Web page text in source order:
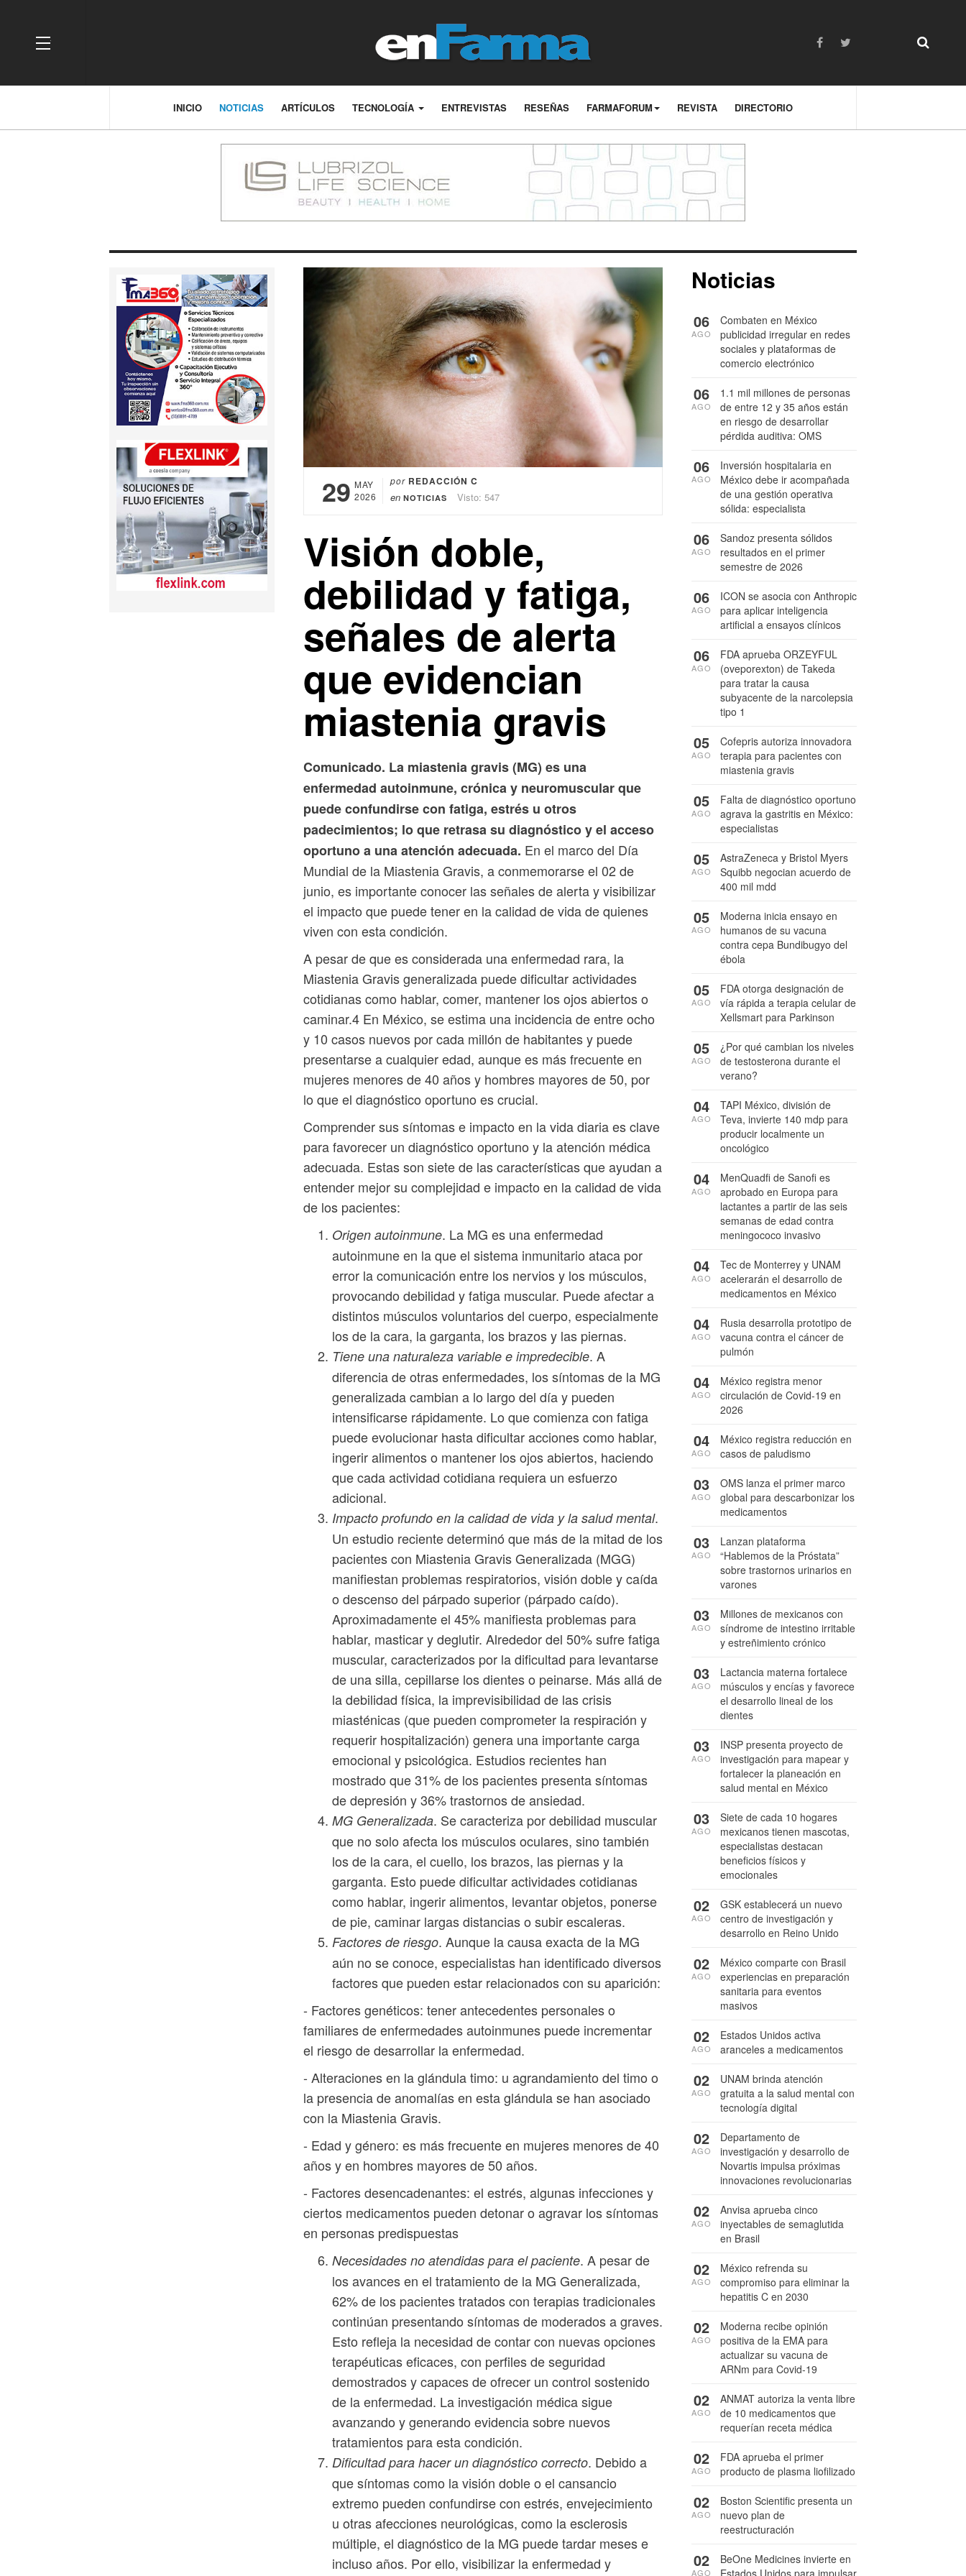
OFF CANVAS
INICIO NOTICIAS ARTÍCULOS TECNOLOGÍA ENTREVISTAS RESEÑAS FARMAFORUM REVISTA DIRECTORIO
29 MAY
2026
por REDACCIÓN C
en NOTICIAS Visto: 547
Visión doble,
debilidad y fatiga,
señales de alerta
que evidencian
miastenia gravis
Comunicado. La miastenia gravis (MG) es una
enfermedad autoinmune, crónica y neuromuscular que
puede confundirse con fatiga, estrés u otros
padecimientos; lo que retrasa su diagnóstico y el acceso
oportuno a una atención adecuada. En el marco del Día
Mundial de la Miastenia Gravis, a conmemorarse el 02 de
junio, es importante conocer las señales de alerta y visibilizar
el impacto que puede tener en la calidad de vida de quienes
viven con esta condición.
A pesar de que es considerada una enfermedad rara, la
Miastenia Gravis generalizada puede dificultar actividades
cotidianas como hablar, comer, mantener los ojos abiertos o
caminar.4 En México, se estima una incidencia de entre ocho
y 10 casos nuevos por cada millón de habitantes y puede
presentarse a cualquier edad, aunque es más frecuente en
mujeres menores de 40 años y hombres mayores de 50, por
lo que el diagnóstico oportuno es crucial.
Comprender sus síntomas e impacto en la vida diaria es clave
para favorecer un diagnóstico oportuno y la atención médica
adecuada. Estas son siete de las características que ayudan a
entender mejor su complejidad e impacto en la calidad de vida
de los pacientes:
Origen autoinmune. La MG es una enfermedad
autoinmune en la que el sistema inmunitario ataca por
error la comunicación entre los nervios y los músculos,
provocando debilidad y fatiga muscular. Puede afectar a
distintos músculos voluntarios del cuerpo, especialmente
los de la cara, la garganta, los brazos y las piernas.
Tiene una naturaleza variable e impredecible. A
diferencia de otras enfermedades, los síntomas de la MG
generalizada cambian a lo largo del día y pueden
intensificarse rápidamente. Lo que comienza con fatiga
puede evolucionar hasta dificultar acciones como hablar,
ingerir alimentos o mantener los ojos abiertos, haciendo
que cada actividad cotidiana requiera un esfuerzo
adicional.
Impacto profundo en la calidad de vida y la salud mental.
Un estudio reciente determinó que más de la mitad de los
pacientes con Miastenia Gravis Generalizada (MGG)
manifiestan problemas respiratorios, visión doble y caída
o descenso del párpado superior (párpado caído).
Aproximadamente el 45% manifiesta problemas para
hablar, masticar y deglutir. Alrededor del 50% sufre fatiga
muscular, caracterizados por la dificultad para levantarse
de una silla, cepillarse los dientes o peinarse. Más allá de
la debilidad física, la imprevisibilidad de las crisis
miasténicas (que pueden comprometer la respiración y
requerir hospitalización) genera una importante carga
emocional y psicológica. Estudios recientes han
mostrado que 31% de los pacientes presenta síntomas
de depresión y 36% trastornos de ansiedad.
MG Generalizada. Se caracteriza por debilidad muscular
que no solo afecta los músculos oculares, sino también
los de la cara, el cuello, los brazos, las piernas y la
garganta. Esto puede dificultar actividades cotidianas
como hablar, ingerir alimentos, levantar objetos, ponerse
de pie, caminar largas distancias o subir escaleras.
Factores de riesgo. Aunque la causa exacta de la MG
aún no se conoce, especialistas han identificado diversos
factores que pueden estar relacionados con su aparición:
- Factores genéticos: tener antecedentes personales o
familiares de enfermedades autoinmunes puede incrementar
el riesgo de desarrollar la enfermedad.
- Alteraciones en la glándula timo: u agrandamiento del timo o
la presencia de anomalías en esta glándula se han asociado
con la Miastenia Gravis.
- Edad y género: es más frecuente en mujeres menores de 40
años y en hombres mayores de 50 años.
- Factores desencadenantes: el estrés, algunas infecciones y
ciertos medicamentos pueden detonar o agravar los síntomas
en personas predispuestas
Necesidades no atendidas para el paciente. A pesar de
los avances en el tratamiento de la MG Generalizada,
62% de los pacientes tratados con terapias tradicionales
continúan presentando síntomas de moderados a graves.
Esto refleja la necesidad de contar con nuevas opciones
terapéuticas eficaces, con perfiles de seguridad
demostrados y capaces de ofrecer un control sostenido
de la enfermedad. La investigación médica sigue
avanzando y generando evidencia sobre nuevos
tratamientos para esta condición.
Dificultad para hacer un diagnóstico correcto. Debido a
que síntomas como la visión doble o el cansancio
extremo pueden confundirse con estrés, envejecimiento
u otras afecciones neurológicas, como la esclerosis
múltiple, el diagnóstico de la MG puede tardar meses e
incluso años. Por ello, visibilizar la enfermedad y
Noticias
Combaten en México
publicidad irregular en redes
sociales y plataformas de
comercio electrónico
06
AGO
1.1 mil millones de personas
de entre 12 y 35 años están
en riesgo de desarrollar
pérdida auditiva: OMS
06
AGO
Inversión hospitalaria en
México debe ir acompañada
de una gestión operativa
sólida: especialista
06
AGO
Sandoz presenta sólidos
resultados en el primer
semestre de 2026
06
AGO
ICON se asocia con Anthropic
para aplicar inteligencia
artificial a ensayos clínicos
06
AGO
FDA aprueba ORZEYFUL
(oveporexton) de Takeda
para tratar la causa
subyacente de la narcolepsia
tipo 1
06
AGO
Cofepris autoriza innovadora
terapia para pacientes con
miastenia gravis
05
AGO
Falta de diagnóstico oportuno
agrava la gastritis en México:
especialistas
05
AGO
AstraZeneca y Bristol Myers
Squibb negocian acuerdo de
400 mil mdd
05
AGO
Moderna inicia ensayo en
humanos de su vacuna
contra cepa Bundibugyo del
ébola
05
AGO
FDA otorga designación de
vía rápida a terapia celular de
Xellsmart para Parkinson
05
AGO
¿Por qué cambian los niveles
de testosterona durante el
verano?
05
AGO
TAPI México, división de
Teva, invierte 140 mdp para
producir localmente un
oncológico
04
AGO
MenQuadfi de Sanofi es
aprobado en Europa para
lactantes a partir de las seis
semanas de edad contra
meningococo invasivo
04
AGO
Tec de Monterrey y UNAM
acelerarán el desarrollo de
medicamentos en México
04
AGO
Rusia desarrolla prototipo de
vacuna contra el cáncer de
pulmón
04
AGO
México registra menor
circulación de Covid-19 en
2026
04
AGO
México registra reducción en
casos de paludismo
04
AGO
OMS lanza el primer marco
global para descarbonizar los
medicamentos
03
AGO
Lanzan plataforma
“Hablemos de la Próstata”
sobre trastornos urinarios en
varones
03
AGO
Millones de mexicanos con
síndrome de intestino irritable
y estreñimiento crónico
03
AGO
Lactancia materna fortalece
músculos y encías y favorece
el desarrollo lineal de los
dientes
03
AGO
INSP presenta proyecto de
investigación para mapear y
fortalecer la planeación en
salud mental en México
03
AGO
Siete de cada 10 hogares
mexicanos tienen mascotas,
especialistas destacan
beneficios físicos y
emocionales
03
AGO
GSK establecerá un nuevo
centro de investigación y
desarrollo en Reino Unido
02
AGO
México comparte con Brasil
experiencias en preparación
sanitaria para eventos
masivos
02
AGO
Estados Unidos activa
aranceles a medicamentos
02
AGO
UNAM brinda atención
gratuita a la salud mental con
tecnología digital
02
AGO
Departamento de
investigación y desarrollo de
Novartis impulsa próximas
innovaciones revolucionarias
02
AGO
Anvisa aprueba cinco
inyectables de semaglutida
en Brasil
02
AGO
México refrenda su
compromiso para eliminar la
hepatitis C en 2030
02
AGO
Moderna recibe opinión
positiva de la EMA para
actualizar su vacuna de
ARNm para Covid-19
02
AGO
ANMAT autoriza la venta libre
de 10 medicamentos que
requerían receta médica
02
AGO
FDA aprueba el primer
producto de plasma liofilizado
02
AGO
Boston Scientific presenta un
nuevo plan de
reestructuración
02
AGO
BeOne Medicines invierte en
Estados Unidos para impulsar
02
AGO